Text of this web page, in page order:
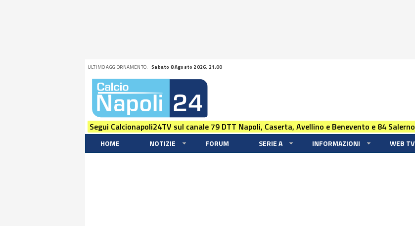
ULTIMO AGGIORNAMENTO: Sabato 8 Agosto 2026, 21:00
Segui Calcionapoli24TV sul canale 79 DTT Napoli, Caserta, Avellino e Benevento e 84 Salerno
HOME NOTIZIE FORUM SERIE A INFORMAZIONI WEB TV